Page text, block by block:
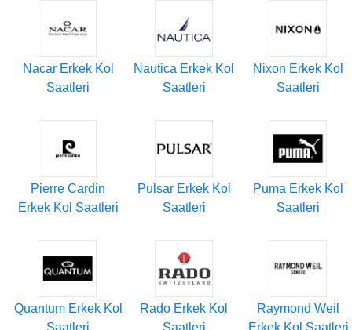
Nacar Erkek Kol
Saatleri
Nautica Erkek Kol
Saatleri
Nixon Erkek Kol
Saatleri
Pierre Cardin
Erkek Kol Saatleri
Pulsar Erkek Kol
Saatleri
Puma Erkek Kol
Saatleri
Quantum Erkek Kol
Saatleri
Rado Erkek Kol
Saatleri
Raymond Weil
Erkek Kol Saatleri